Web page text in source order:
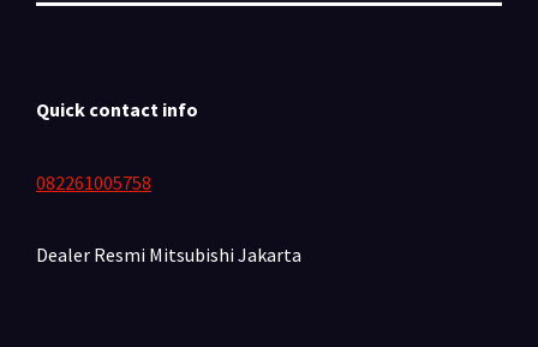
Quick contact info
082261005758
Dealer Resmi Mitsubishi Jakarta